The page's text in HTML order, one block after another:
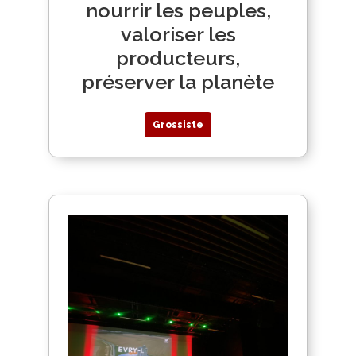
nourrir les peuples,
valoriser les
producteurs,
préserver la planète
Grossiste